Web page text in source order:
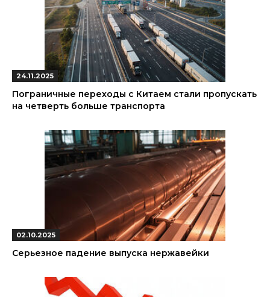
24.11.2025
Пограничные переходы с Китаем стали пропускать
на четверть больше транспорта
02.10.2025
Серьезное падение выпуска нержавейки